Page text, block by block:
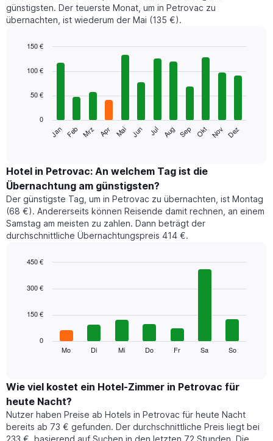
günstigsten. Der teuerste Monat, um in Petrovac zu
übernachten, ist wiederum der Mai (135 €).
chart
bars.
folgende
den
durchschnittlichen
Zimmerpreis
im
jeweiligen
Monat
an.
Diagramm
die
Monate
hat
1
Y-
Achse,
die
graphic.
Jan Feb Mrz Apr Mai Jun Jul Aug Sep Okt Nov Dez
0
50 €
100 €
150 €
Hotel in Petrovac: An welchem Tag ist die
Übernachtung am günstigsten?
Der günstigste Tag, um in Petrovac zu übernachten, ist Montag
(68 €). Andererseits können Reisende damit rechnen, an einem
Samstag am meisten zu zahlen. Dann beträgt der
durchschnittliche Übernachtungspreis 414 €.
chart
bars.
den
durchschnittlichen
Preis
eines
Zimmers
Mo Di Mi Do Fr Sa So
0
150 €
300 €
450 €
Wie viel kostet ein Hotel-Zimmer in Petrovac für
heute Nacht?
Nutzer haben Preise ab Hotels in Petrovac für heute Nacht
bereits ab 73 € gefunden. Der durchschnittliche Preis liegt bei